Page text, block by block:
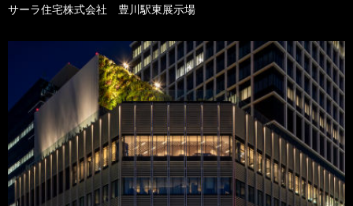
サーラ住宅株式会社 豊川駅東展示場